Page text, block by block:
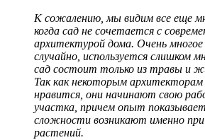
К сожалению, мы видим все еще
когда сад не сочетается с
архитектурой дома. Очень многое
случайно, используется слишком
сад состоит только из травы и
Так как некоторым
нравится, они начинают свою
участка, причем опыт
сложности возникают именно при
растений.